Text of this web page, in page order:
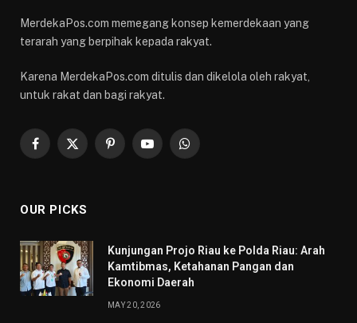
MerdekaPos.com memegang konsep kemerdekaan yang
terarah yang berpihak kepada rakyat.
Karena MerdekaPos.com ditulis dan dikelola oleh rakyat,
untuk rakat dan bagi rakyat.
Facebook
X
PinterestYouTubeWhatsApp
OUR PICKS
Kunjungan Projo Riau ke Polda Riau: Arah
Kamtibmas, Ketahanan Pangan dan
Ekonomi Daerah
MAY 20, 2026